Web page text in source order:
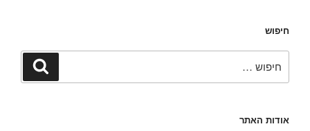
חיפוש
חיפוש
אודות האתר